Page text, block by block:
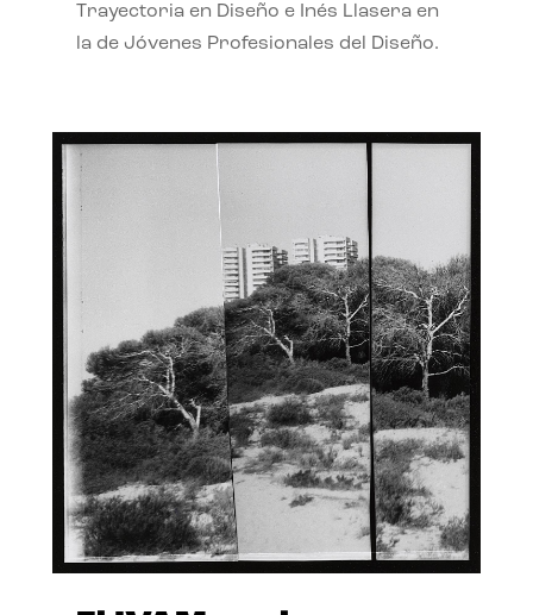
Trayectoria en Diseño e Inés Llasera en
la de Jóvenes Profesionales del Diseño.